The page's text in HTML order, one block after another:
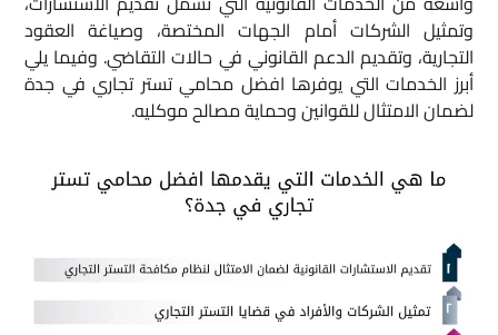
وتمثيل الشركات أمام الجهات المختصة، وصياغة العقود
التجارية، وتقديم الدعم القانوني في حالات التقاضي. وفيما يلي
أبرز الخدمات التي يوفرها افضل محامي تستر تجاري في جدة
لضمان الامتثال للقوانين وحماية مصالح موكليه.